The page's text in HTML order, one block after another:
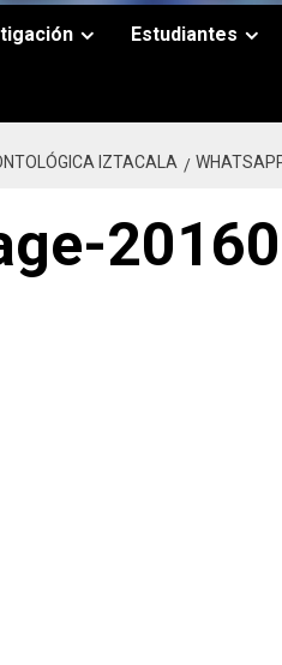
Estudiantes
IZTACALA